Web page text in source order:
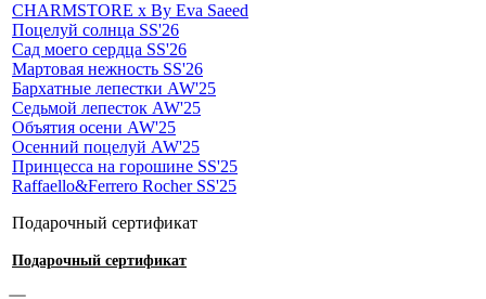
CHARMSTORE х By Eva Saeed
Поцелуй солнца SS'26
Сад моего сердца SS'26
Мартовая нежность SS'26
Бархатные лепестки AW'25
Седьмой лепесток AW'25
Объятия осени AW'25
Осенний поцелуй AW'25
Принцесса на горошине SS'25
Raffaello&Ferrero Rocher SS'25
Подарочный сертификат
Подарочный сертификат